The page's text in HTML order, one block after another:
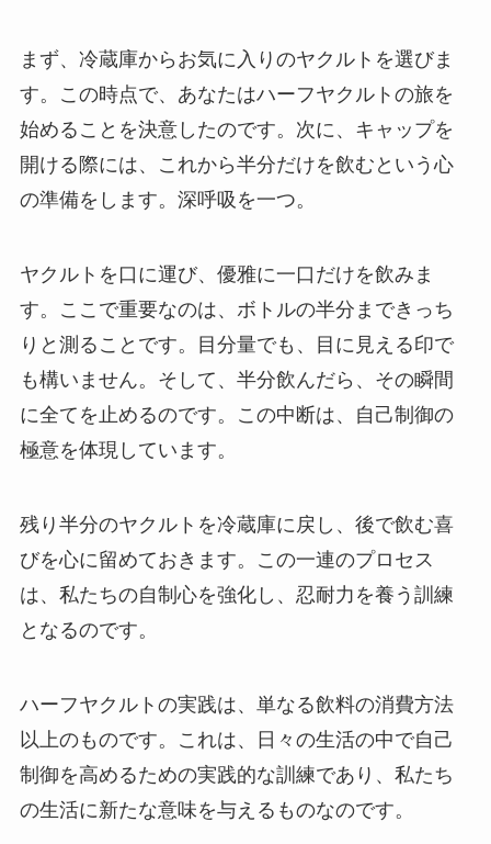
まず、冷蔵庫からお気に入りのヤクルトを選びま
す。この時点で、あなたはハーフヤクルトの旅を
始めることを決意したのです。次に、キャップを
開ける際には、これから半分だけを飲むという心
の準備をします。深呼吸を一つ。
ヤクルトを口に運び、優雅に一口だけを飲みま
す。ここで重要なのは、ボトルの半分まできっち
りと測ることです。目分量でも、目に見える印で
も構いません。そして、半分飲んだら、その瞬間
に全てを止めるのです。この中断は、自己制御の
極意を体現しています。
残り半分のヤクルトを冷蔵庫に戻し、後で飲む喜
びを心に留めておきます。この一連のプロセス
は、私たちの自制心を強化し、忍耐力を養う訓練
となるのです。
ハーフヤクルトの実践は、単なる飲料の消費方法
以上のものです。これは、日々の生活の中で自己
制御を高めるための実践的な訓練であり、私たち
の生活に新たな意味を与えるものなのです。